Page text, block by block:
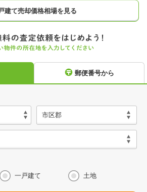
建て売却価格相場を見る
郵便番号から
一戸建て 土地